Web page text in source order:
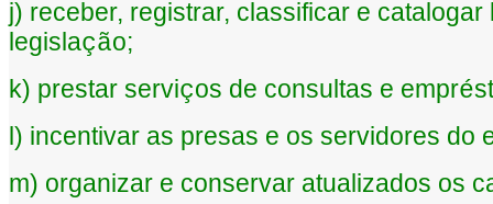
j) receber, registrar, classificar e catalogar
legislação;
k) prestar serviços de consultas e empré
l) incentivar as presas e os servidores do
m) organizar e conservar atualizados os